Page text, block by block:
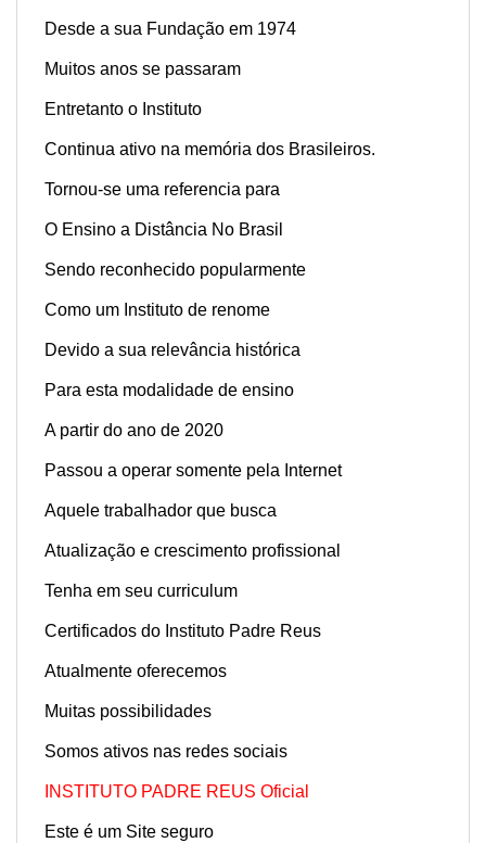
Desde a sua Fundação em 1974
Muitos anos se passaram
Entretanto o Instituto
Continua ativo na memória dos Brasileiros.
Tornou-se uma referencia para
O Ensino a Distância No Brasil
Sendo reconhecido popularmente
Como um Instituto de renome
Devido a sua relevância histórica
Para esta modalidade de ensino
A partir do ano de 2020
Passou a operar somente pela Internet
Aquele trabalhador que busca
Atualização e crescimento profissional
Tenha em seu curriculum
Certificados do Instituto Padre Reus
Atualmente oferecemos
Muitas possibilidades
Somos ativos nas redes sociais
INSTITUTO PADRE REUS Oficial
Este é um Site seguro